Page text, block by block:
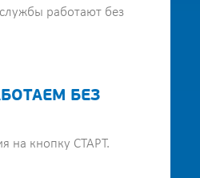
службы работают без
БЕЗ
на кнопку СТАРТ.